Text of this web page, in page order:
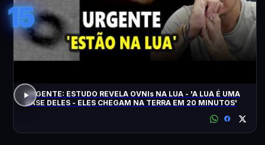
15
URGENTE: ESTUDO REVELA OVNIs NA LUA - 'A LUA É UMA
BASE DELES - ELES CHEGAM NA TERRA EM 20 MINUTOS'